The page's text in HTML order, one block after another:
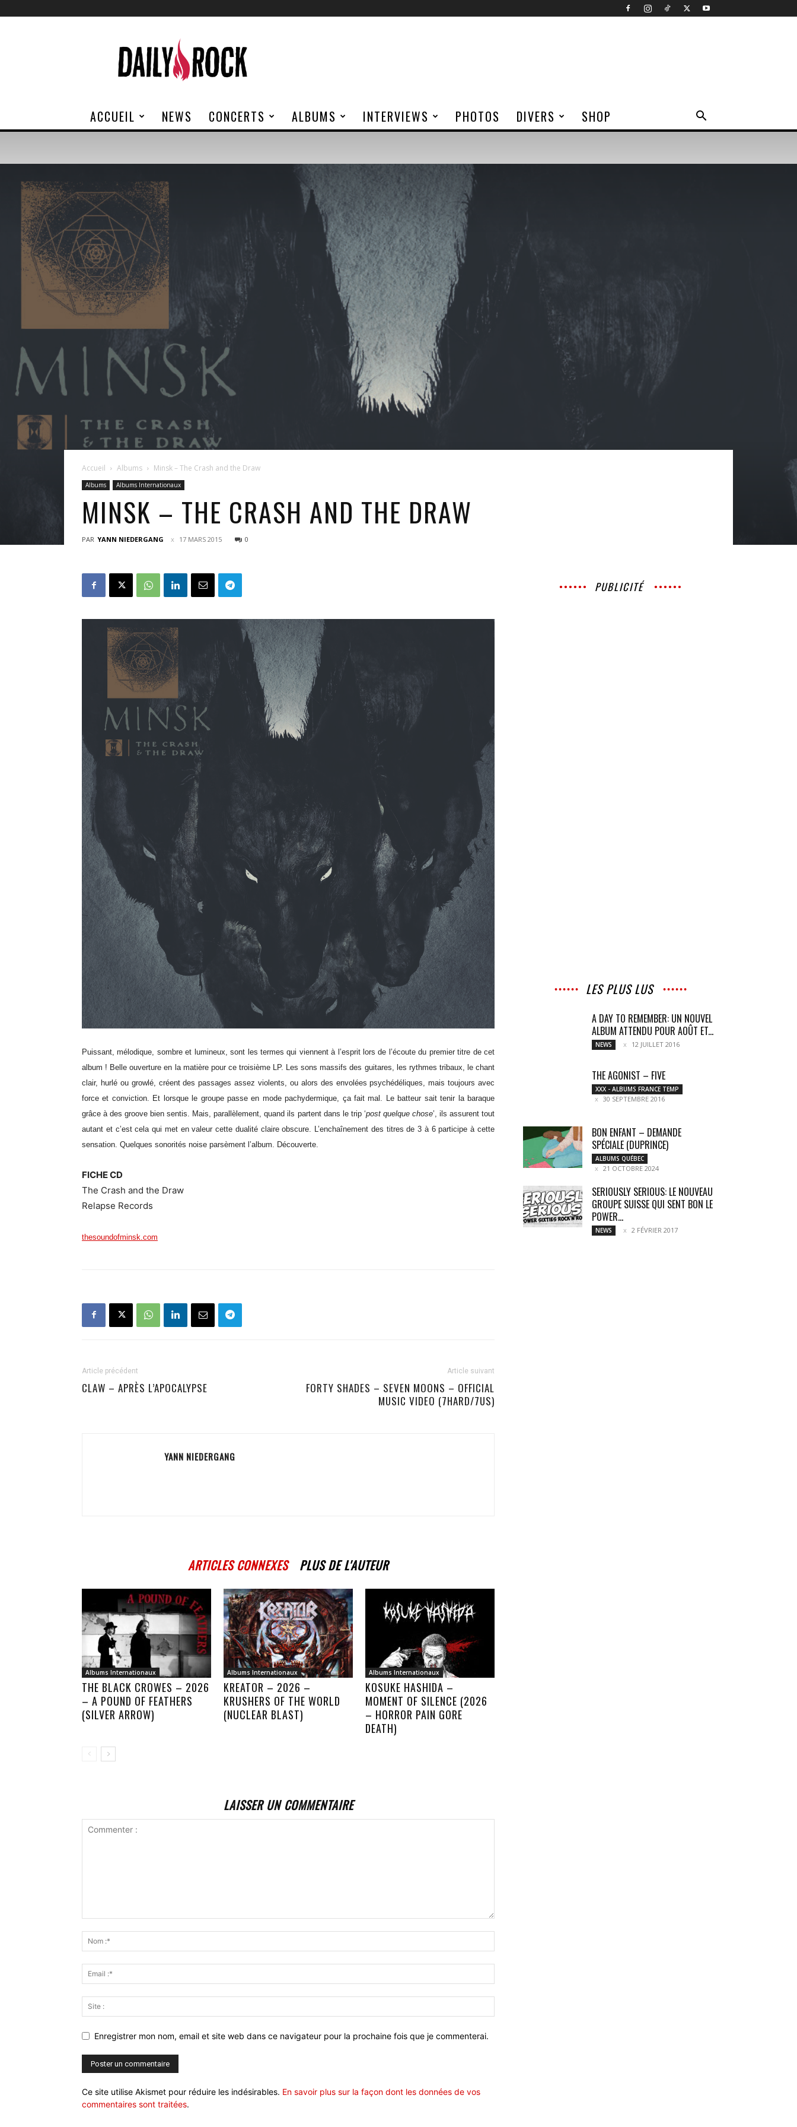
Rock
ACCUEIL NEWS CONCERTS ALBUMS INTERVIEWS PHOTOS DIVERS SHOP
Accueil Albums Minsk – The Crash and the Draw
Albums Albums Internationaux
MINSK – THE CRASH AND THE DRAW
PAR YANN NIEDERGANG 17 MARS 2015 0
Puissant, mélodique, sombre et lumineux, sont les termes qui viennent à l’esprit lors de l’écoute du premier titre de cet
album ! Belle ouverture en la matière pour ce troisième LP. Les sons massifs des guitares, les rythmes tribaux, le chant
clair, hurlé ou growlé, créent des passages assez violents, ou alors des envolées psychédéliques, mais toujours avec
force et conviction. Et lorsque le groupe passe en mode pachydermique, ça fait mal. Le batteur sait tenir la baraque
grâce à des groove bien sentis. Mais, parallèlement, quand ils partent dans le trip ‘post quelque chose’, ils assurent tout
autant et c’est cela qui met en valeur cette dualité claire obscure. L’enchaînement des titres de 3 à 6 participe à cette
sensation. Quelques sonorités noise parsèment l’album. Découverte.
FICHE CD
The Crash and the Draw
Relapse Records
thesoundofminsk.com
Article précédent
CLAW – APRÈS L’APOCALYPSE
Article suivant
FORTY SHADES – SEVEN MOONS – OFFICIAL
MUSIC VIDEO (7HARD/7US)
YANN NIEDERGANG
ARTICLES CONNEXES PLUS DE L'AUTEUR
Albums Internationaux
THE BLACK CROWES – 2026
– A POUND OF FEATHERS
(SILVER ARROW)
Albums Internationaux
KREATOR – 2026 –
KRUSHERS OF THE WORLD
(NUCLEAR BLAST)
Albums Internationaux
KOSUKE HASHIDA –
MOMENT OF SILENCE (2026
– HORROR PAIN GORE
DEATH)
LAISSER UN COMMENTAIRE
Enregistrer mon nom, email et site web dans ce navigateur pour la prochaine fois que je commenterai.
Ce site utilise Akismet pour réduire les indésirables. En savoir plus sur la façon dont les données de vos
commentaires sont traitées.
PUBLICITÉ
LES PLUS LUS
A DAY TO REMEMBER: UN NOUVEL
ALBUM ATTENDU POUR AOÛT ET...
NEWS 12 JUILLET 2016
THE AGONIST – FIVE
XXX - ALBUMS FRANCE TEMP
30 SEPTEMBRE 2016
BON ENFANT – DEMANDE
SPÉCIALE (DUPRINCE)
ALBUMS QUÉBEC
21 OCTOBRE 2024
SERIOUSLY SERIOUS: LE NOUVEAU
GROUPE SUISSE QUI SENT BON LE
POWER...
NEWS 2 FÉVRIER 2017